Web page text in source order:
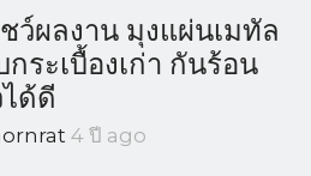
ว์ผลงาน มุงแผ่นเมทัล
ระเบื้องเก่า กันร้อน
ด้ดี
4 ปี ago